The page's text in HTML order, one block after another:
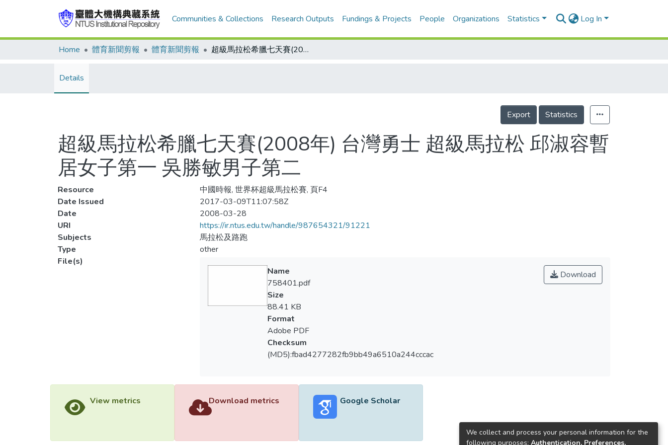
Communities & Collections Research Outputs Fundings & Projects People Organizations Statistics Log In
Home 體育新聞剪報 體育新聞剪報 超級馬拉松希臘七天賽(2008年) 台灣勇士 超級馬拉松 邱淑容暫居女子第一 吳勝敏男子第二
Details
Export Statistics
超級馬拉松希臘七天賽(2008年) 台灣勇士 超級馬拉松 邱淑容暫
居女子第一 吳勝敏男子第二
Resource
中國時報, 世界杯超級馬拉松賽, 頁F4
Date Issued
2017-03-09T11:07:58Z
Date
2008-03-28
URI
https://ir.ntus.edu.tw/handle/987654321/91221
Subjects
馬拉松及路跑
Type
other
File(s)
Download
Name
758401.pdf
Size
88.41 KB
Format
Adobe PDF
Checksum
(MD5):fbad4277282fb9bb49a6510a244cccac
View metrics Download metrics Google Scholar
We collect and process your personal information for the
following purposes: Authentication, Preferences,